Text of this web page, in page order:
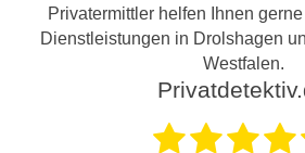
Privatermittler helfen Ihnen
Dienstleistungen in Drolshagen
Westfalen.